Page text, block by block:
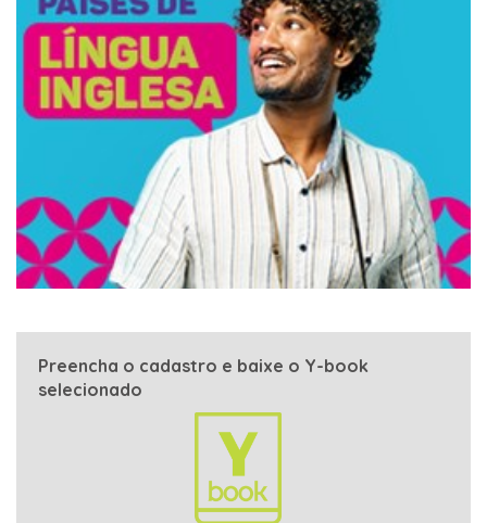
Preencha o cadastro e baixe o Y-book
selecionado